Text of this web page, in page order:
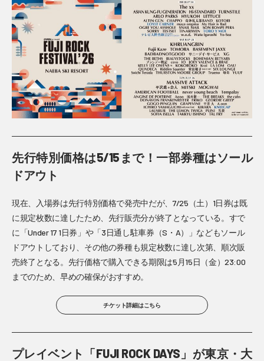
先行特別価格は5/15まで！一部券種はソール
ドアウト
現在、入場券は先行特別価格で発売中だが、7/25（土）1日券は既
に規定枚数に達したため、先行販売分が終了となっている。すで
に「Under 17 1日券」や「3日通し駐車券（S・A）」などもソール
ドアウトしており、その他の券種も規定枚数に達し次第、順次販
売終了となる。先行価格で購入できる期限は5月15日（金）23:00
までのため、早めの確保がおすすめ。
チケット詳細はこちら
プレイベント「FUJI ROCK DAYS」が東京・大